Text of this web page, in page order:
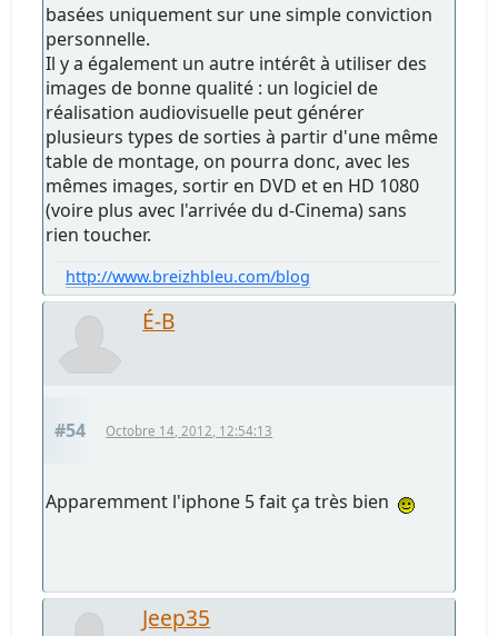
basées uniquement sur une simple conviction
personnelle.
Il y a également un autre intérêt à utiliser des
images de bonne qualité : un logiciel de
réalisation audiovisuelle peut générer
plusieurs types de sorties à partir d'une même
table de montage, on pourra donc, avec les
mêmes images, sortir en DVD et en HD 1080
(voire plus avec l'arrivée du d-Cinema) sans
rien toucher.
http://www.breizhbleu.com/blog
É-B
#54 Octobre 14, 2012, 12:54:13
Apparemment l'iphone 5 fait ça très bien
Jeep35